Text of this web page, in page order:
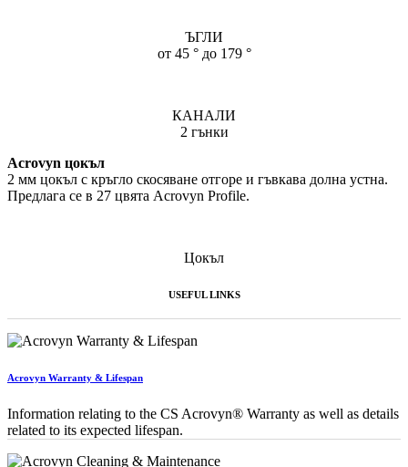
ЪГЛИ
от 45 ° до 179 °
КАНАЛИ
2 гънки
Acrovyn цокъл
2 мм цокъл с кръгло скосяване отгоре и гъвкава долна устна.
Предлага се в 27 цвята Acrovyn Profile.
Цокъл
USEFUL LINKS
Acrovyn Warranty & Lifespan
Information relating to the CS Acrovyn® Warranty as well as details
related to its expected lifespan.